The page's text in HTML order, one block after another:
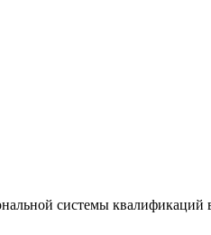
системы квалификаций